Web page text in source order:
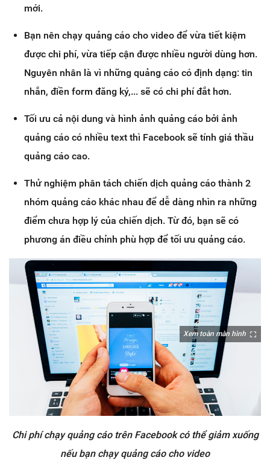
mới.
Bạn nên chạy quảng cáo cho video để vừa tiết kiệm
được chi phí, vừa tiếp cận được nhiều người dùng hơn.
Nguyên nhân là vì những quảng cáo có định dạng: tin
nhắn, điền form đăng ký,... sẽ có chi phí đắt hơn.
Tối ưu cả nội dung và hình ảnh quảng cáo bởi ảnh
quảng cáo có nhiều text thì Facebook sẽ tính giá thầu
quảng cáo cao.
Thử nghiệm phân tách chiến dịch quảng cáo thành 2
nhóm quảng cáo khác nhau để dễ dàng nhìn ra những
điểm chưa hợp lý của chiến dịch. Từ đó, bạn sẽ có
phương án điều chỉnh phù hợp để tối ưu quảng cáo.
Xem toàn màn hình
Chi phí chạy quảng cáo trên Facebook có thể giảm xuống
nếu bạn chạy quảng cáo cho video